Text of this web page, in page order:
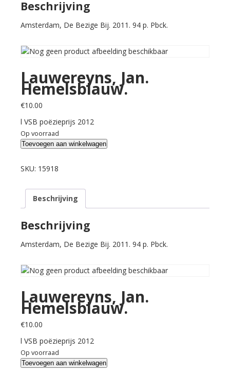
Beschrijving
Amsterdam, De Bezige Bij. 2011. 94 p. Pbck.
Lauwereyns, Jan.
Hemelsblauw.
€10.00
l VSB poëzieprijs 2012
Op voorraad
Lauwereyns,
Hemelsblauw.
Toevoegen aan winkelwagen
SKU: 15918
Beschrijving
Beschrijving
Amsterdam, De Bezige Bij. 2011. 94 p. Pbck.
Lauwereyns, Jan.
Hemelsblauw.
€10.00
l VSB poëzieprijs 2012
Op voorraad
Lauwereyns,
Toevoegen aan winkelwagen